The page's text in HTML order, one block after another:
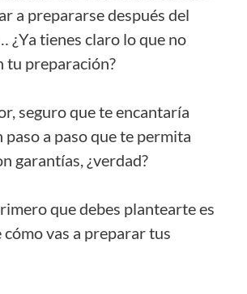
a prepararse después del
¿Ya tienes claro lo que no
tu preparación?
seguro que te encantaría
a paso que te permita
garantías, ¿verdad?
que debes plantearte es
cómo vas a preparar tus